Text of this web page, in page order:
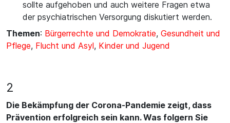
sollte aufgehoben und auch weitere Fragen etwa
der psychiatrischen Versorgung diskutiert werden.
Themen: Bürgerrechte und Demokratie, Gesundheit und
Pflege, Flucht und Asyl, Kinder und Jugend
2
Die Bekämpfung der Corona-Pandemie zeigt, dass
Prävention erfolgreich sein kann. Was folgern Sie